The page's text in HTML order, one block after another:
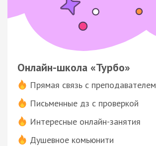
Онлайн-школа «Турбо»
Прямая связь с преподавателем
Письменные дз с проверкой
Интересные онлайн-занятия
Душевное комьюнити